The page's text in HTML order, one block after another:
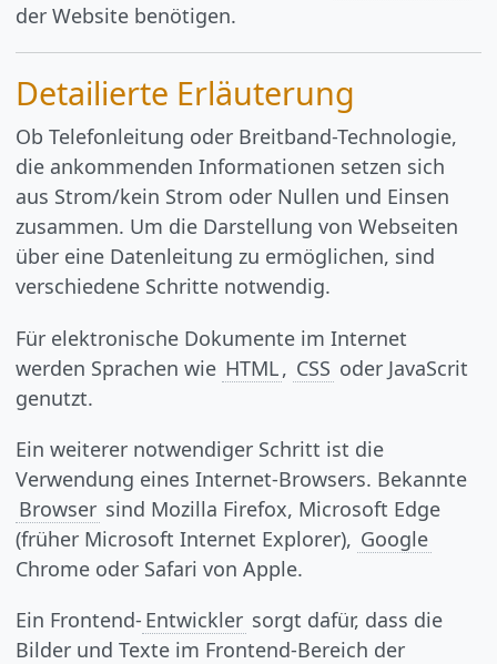
der Website benötigen.
Detailierte Erläuterung
Ob Telefonleitung oder Breitband-Technologie,
die ankommenden Informationen setzen sich
aus Strom/kein Strom oder Nullen und Einsen
zusammen. Um die Darstellung von Webseiten
über eine Datenleitung zu ermöglichen, sind
verschiedene Schritte notwendig.
Für elektronische Dokumente im Internet
werden Sprachen wie HTML, CSS oder JavaScrit
genutzt.
Ein weiterer notwendiger Schritt ist die
Verwendung eines Internet-Browsers. Bekannte
Browser sind Mozilla Firefox, Microsoft Edge
(früher Microsoft Internet Explorer), Google
Chrome oder Safari von Apple.
Ein Frontend- Entwickler sorgt dafür, dass die
Bilder und Texte im Frontend-Bereich der